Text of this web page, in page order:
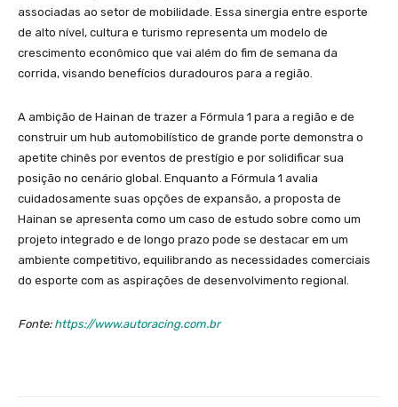
associadas ao setor de mobilidade. Essa sinergia entre esporte
de alto nível, cultura e turismo representa um modelo de
crescimento econômico que vai além do fim de semana da
corrida, visando benefícios duradouros para a região.
A ambição de Hainan de trazer a Fórmula 1 para a região e de
construir um hub automobilístico de grande porte demonstra o
apetite chinês por eventos de prestígio e por solidificar sua
posição no cenário global. Enquanto a Fórmula 1 avalia
cuidadosamente suas opções de expansão, a proposta de
Hainan se apresenta como um caso de estudo sobre como um
projeto integrado e de longo prazo pode se destacar em um
ambiente competitivo, equilibrando as necessidades comerciais
do esporte com as aspirações de desenvolvimento regional.
Fonte: https://www.autoracing.com.br